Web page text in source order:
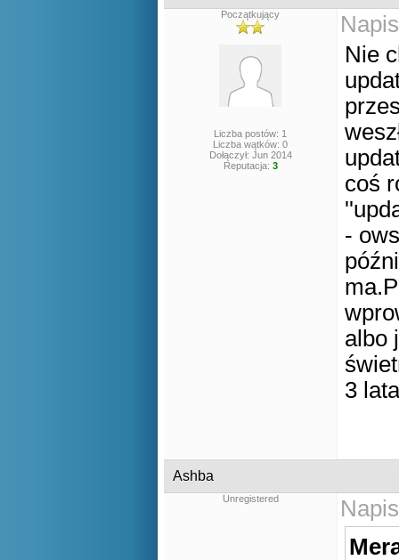
Początkujący
Liczba postów: 1
Liczba wątków: 0
Dołączył: Jun 2014
Reputacja: 3
Nie
coś
-
albo
3
Ashba
Unregistered